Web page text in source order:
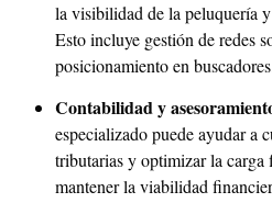
la visibilidad de la peluquería
Esto incluye gestión de redes
posicionamiento en
Contabilidad y
especializado puede ayudar a
tributarias y optimizar la carga
mantener la viabilidad